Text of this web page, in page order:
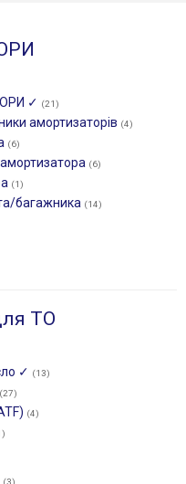
✓ (21)
амортизаторів (4)
(6)
(6)
(1)
багажника (14)
ТО
✓ (13)
(27)
(4)
(3)